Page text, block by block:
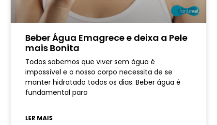
Beber Água Emagrece e deixa a Pele
mais Bonita
Todos sabemos que viver sem água é
impossível e o nosso corpo necessita de se
manter hidratado todos os dias. Beber água é
fundamental para
LER MAIS